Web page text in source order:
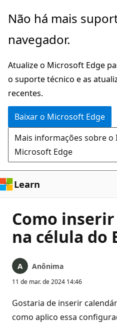
Pular
o
principal
Não há mais
navegador.
Atualize o Microsoft Edge
o suporte técnico e as
recentes.
Baixar o Microsoft Edge
Mais informações sobre
Microsoft Edge
Learn
Como
na célula do
Anônima
11 de mar. de 2024 14:46
Gostaria de inserir
como aplico essa